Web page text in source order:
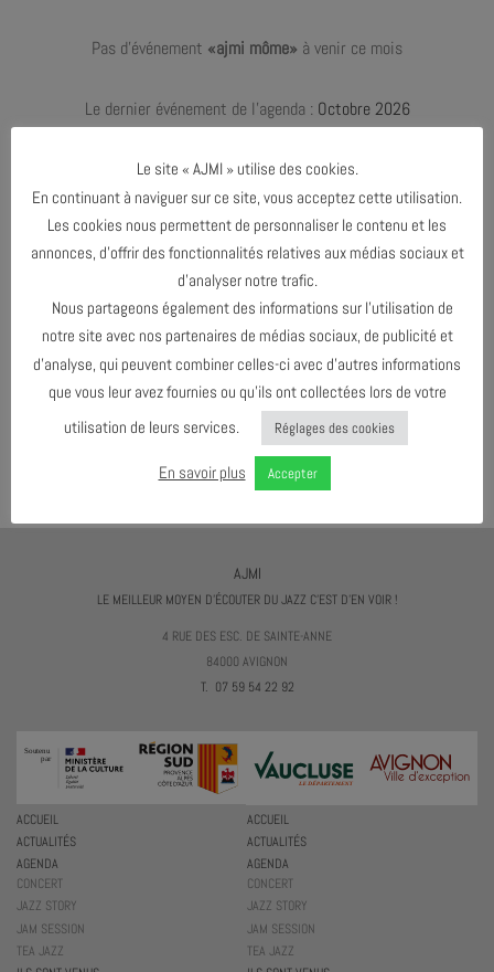
Pas d'événement «ajmi môme» à venir ce mois
Le dernier événement de l'agenda : Octobre 2026
AVRIL 2025
AGENDA AU FORMATI CAL
TÉLÉCHARGER LE PROGRAMME
AJMI
LE MEILLEUR MOYEN D'ÉCOUTER DU JAZZ C'EST D'EN VOIR !
4 RUE DES ESC. DE SAINTE-ANNE
84000 AVIGNON
T. 07 59 54 22 92
ACCUEIL
ACTUALITÉS
AGENDA
CONCERT
JAZZ STORY
JAM SESSION
TEA JAZZ
ACCUEIL
ACTUALITÉS
AGENDA
CONCERT
JAZZ STORY
JAM SESSION
TEA JAZZ
Le site « AJMI » utilise des cookies.
En continuant à naviguer sur ce site, vous acceptez cette utilisation.
Les cookies nous permettent de personnaliser le contenu et les
annonces, d’offrir des fonctionnalités relatives aux médias sociaux et
d’analyser notre trafic.
Nous partageons également des informations sur l’utilisation de
notre site avec nos partenaires de médias sociaux, de publicité et
d’analyse, qui peuvent combiner celles-ci avec d’autres informations
que vous leur avez fournies ou qu’ils ont collectées lors de votre
utilisation de leurs services.
Réglages des cookies
En savoir plus Accepter